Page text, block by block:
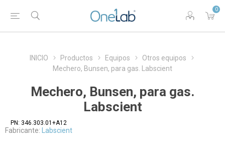
0
INICIO Productos Equipos
Otros equipos
Mechero, Bunsen, para gas. Labscient
Mechero, Bunsen, para gas.
Labscient
PN: 346.303.01+A12
Fabricante: Labscient